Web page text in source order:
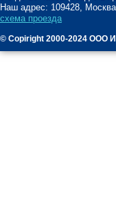
Наш адрес: 109428,
схема проезда
© Copiright 2000-2024 ООО